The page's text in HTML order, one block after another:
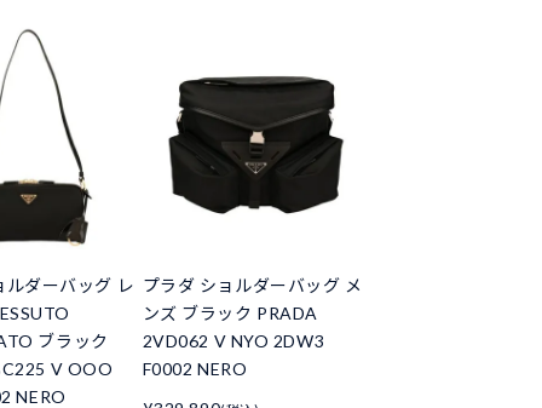
ルダーバッグ レ
ブラック
V OOO
NERO
プラダ ショルダーバッグ メ
ンズ ブラック PRADA
2VD062 V NYO 2DW3
F0002 NERO